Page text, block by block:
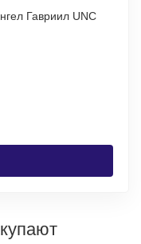
Гавриил UNC